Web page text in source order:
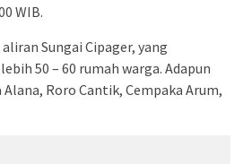
WIB.
Sungai Cipager, yang
50 – 60 rumah warga. Adapun
Roro Cantik, Cempaka Arum,